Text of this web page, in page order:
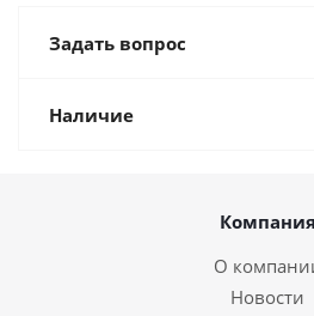
Задать вопрос
Наличие
Компания
О
Новости